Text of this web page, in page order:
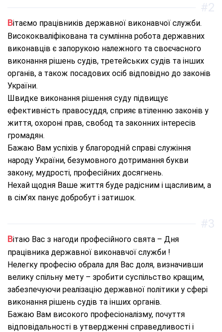
Вітаємо працівників державної виконавчої служби.
Висококваліфікована та сумлінна робота державних
виконавців є запорукою належного та своєчасного
виконання рішень судів, третейських судів та інших
органів, а також посадових осіб відповідно до законів
України.
Швидке виконання рішення суду підвищує
ефективність правосуддя, сприяє втіленню законів у
життя, охороні прав, свобод та законних інтересів
громадян.
Бажаю Вам успіхів у благородній справі служіння
народу України, безумовного дотримання букви
закону, мудрості, професійних досягнень.
Нехай щодня Ваше життя буде радісним і щасливим, а
в сім’ях панує добробут і затишок.
#2
Вітаю Вас з нагоди професійного свята – Дня
працівника державної виконавчої служби !
Нелегку професію обрала для Вас доля, визначивши
велику спільну мету – зробити суспільство кращим,
забезпечуючи реалізацію державної політики у сфері
виконання рішень судів та інших органів.
Бажаю Вам високого професіоналізму, почуття
відповідальності в утвердженні справедливості і
#3